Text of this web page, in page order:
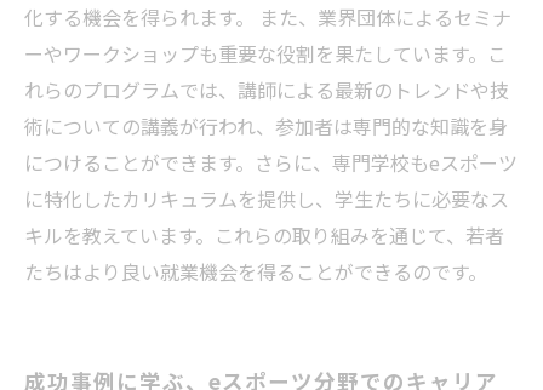
化する機会を得られます。 また、業界団体によるセミナ
ーやワークショップも重要な役割を果たしています。こ
れらのプログラムでは、講師による最新のトレンドや技
術についての講義が行われ、参加者は専門的な知識を身
につけることができます。さらに、専門学校もeスポーツ
に特化したカリキュラムを提供し、学生たちに必要なス
キルを教えています。これらの取り組みを通じて、若者
たちはより良い就業機会を得ることができるのです。
成功事例に学ぶ、eスポーツ分野でのキャリア